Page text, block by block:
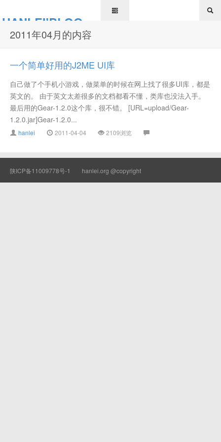
HANLEI'BLOG
2011年04月的内容
一个简单好用的J2ME UI库
自己做了个手机小游戏，做菜单的时候在网上找了很多UI库，都是
英文的。 由于英文太差很多的文档都看不懂，类库也没法入手。
最后用的Gear-1.2.0这个库，很不错。 [URL=upload/Gear-
1.2.0.jar]Gear-1.2.0...
hanlei 2011-04-04 2109浏览
陕ICP备11009778号-1 hanlei.org @copyright